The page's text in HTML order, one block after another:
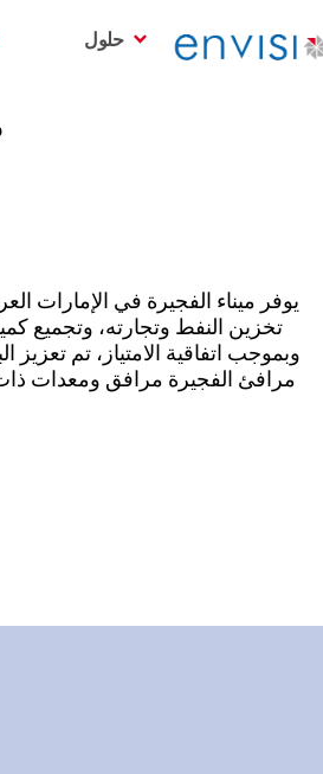
حلول
يوفر ميناء الفجيرة في الإمارات
تخزين النفط وتجارته، وتجميع
وبموجب اتفاقية الامتياز، تم تعزيز